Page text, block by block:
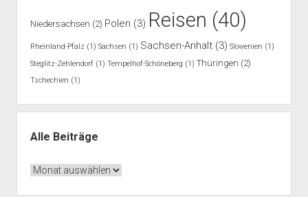
Niedersachsen (2) Polen (3) Reisen (40)
Rheinland-Pfalz(1) Sachsen (1) Sachsen-Anhalt(3) Slowenien (1)
Steglitz-Zehlendorf (1) Tempelhof-Schöneberg (1) Thüringen (2)
Tschechien (1)
Alle Beiträge
Alle